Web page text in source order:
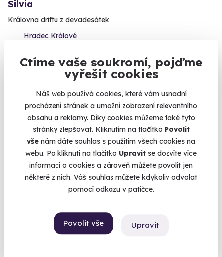
Ctíme vaše soukromí, pojďme
vyřešit cookies
Náš web používá cookies, které vám usnadní
procházení stránek a umožní zobrazení relevantního
obsahu a reklamy. Díky cookies můžeme také tyto
stránky zlepšovat. Kliknutím na tlačítko Povolit
vše nám dáte souhlas s použitím všech cookies na
webu. Po kliknutí na tlačítko Upravit se dozvíte více
informací o cookies a zároveň můžete povolit jen
některé z nich. Váš souhlas můžete kdykoliv odvolat
pomocí odkazu v patičce.
Povolit vše Upravit
Silvia
Královna driftu z devadesátek
Hradec Králové
1 799 Kč
1 299 Kč
AKCE
Jízda nebo drift na polygonu v japonských
legendách